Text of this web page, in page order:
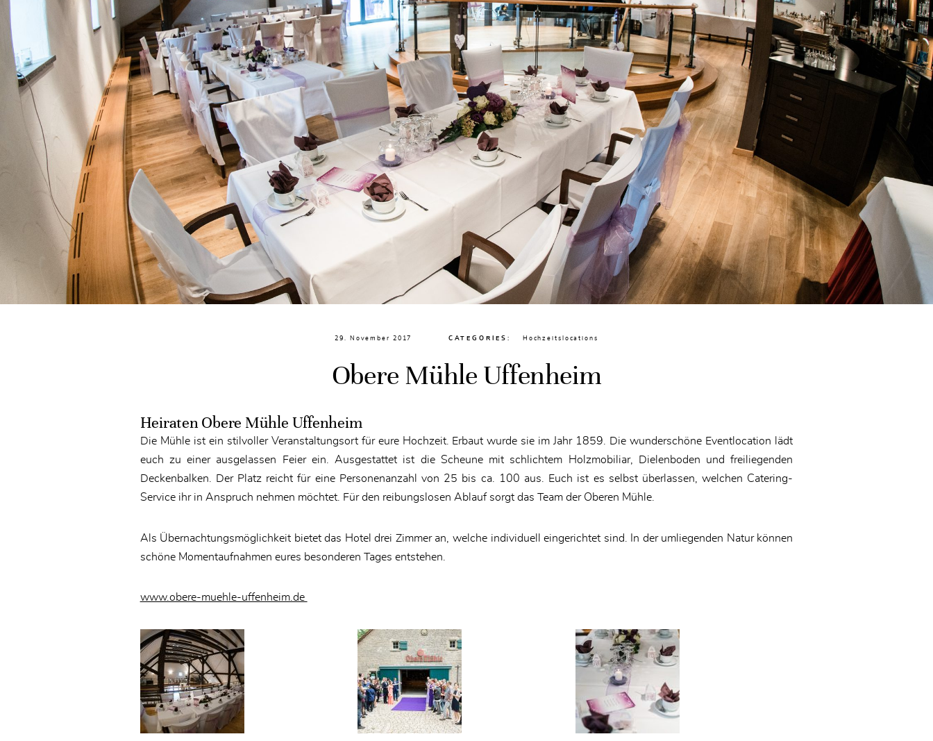
29. November 2017 CATEGORIES: Hochzeitslocations
Obere Mühle Uffenheim
Heiraten Obere Mühle Uffenheim
Die Mühle ist ein stilvoller Veranstaltungsort für eure Hochzeit. Erbaut wurde sie im Jahr 1859. Die wunderschöne Eventlocation lädt
euch zu einer ausgelassen Feier ein. Ausgestattet ist die Scheune mit schlichtem Holzmobiliar, Dielenboden und freiliegenden
Deckenbalken. Der Platz reicht für eine Personenanzahl von 25 bis ca. 100 aus. Euch ist es selbst überlassen, welchen Catering-
Service ihr in Anspruch nehmen möchtet. Für den reibungslosen Ablauf sorgt das Team der Oberen Mühle.
Als Übernachtungsmöglichkeit bietet das Hotel drei Zimmer an, welche individuell eingerichtet sind. In der umliegenden Natur können
schöne Momentaufnahmen eures besonderen Tages entstehen.
www.obere-muehle-uffenheim.de